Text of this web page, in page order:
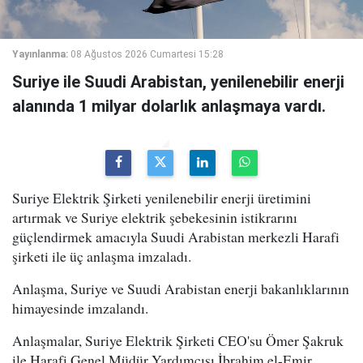
Yayınlanma: 08 Ağustos 2026 Cumartesi 15:28
Suriye ile Suudi Arabistan, yenilenebilir enerji
alanında 1 milyar dolarlık anlaşmaya vardı.
Suriye Elektrik Şirketi yenilenebilir enerji üretimini
artırmak ve Suriye elektrik şebekesinin istikrarını
güçlendirmek amacıyla Suudi Arabistan merkezli Harafi
şirketi ile üç anlaşma imzaladı.
Anlaşma, Suriye ve Suudi Arabistan enerji bakanlıklarının
himayesinde imzalandı.
Anlaşmalar, Suriye Elektrik Şirketi CEO'su Ömer Şakruk